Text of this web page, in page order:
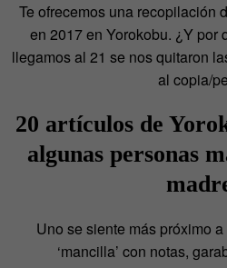
Te ofrecemos una recopilación
en 2017 en Yorokobu. ¿Y por
llegamos al 21 se nos quitaron
al copia/
20 artículos de
algunas personas
Uno se siente más próximo
‘mancilla’ con notas,